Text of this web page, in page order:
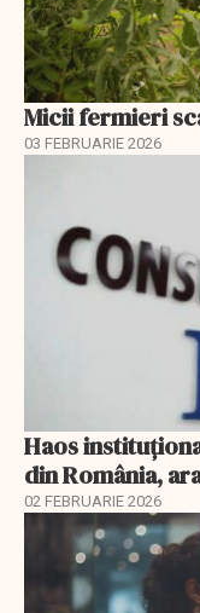
Micii fermieri
03 FEBRUARIE 2026
Haos
din România,
02 FEBRUARIE 2026